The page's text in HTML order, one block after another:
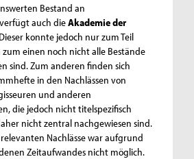
Bestand an
auch dieAkademie der
konnte jedoch nur zum Teil
zum einen noch nicht alle Bestände
sind. Zum anderen finden sich
in den Nachlässen von
und anderen
die jedoch nicht titelspezifisch
nicht zentral nachgewiesen sind.
Nachlässe war aufgrund
Zeitaufwandes nicht möglich.